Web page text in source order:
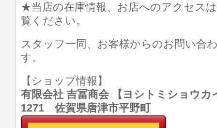
★当店の在庫情報、お店へのアクセス
覧ください。
スタッフ一同、お客様からのお問い合
す。
【ショップ情報】
有限会社 吉冨商会 【ヨシトミショウ
1271 佐賀県唐津市平野町